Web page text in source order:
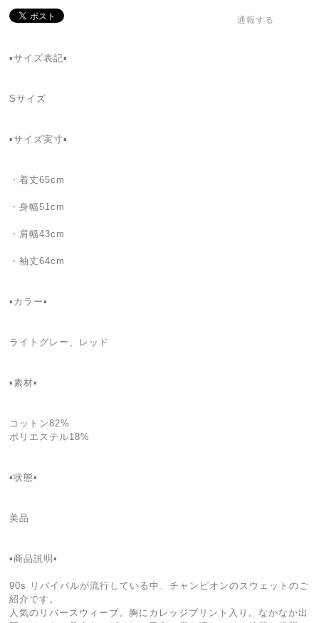
通報する
▪️サイズ表記▪️
Sサイズ
▪️サイズ実寸▪️
・着丈65cm
・身幅51cm
・肩幅43cm
・袖丈64cm
▪️カラー▪️
ライトグレー、レッド
▪️素材▪️
コットン82%
ポリエステル18%
▪️状態▪️
美品
▪️商品説明▪️
90s リバイバルが流行している中、チャンピオンのスウェットのご
紹介です。
人気のリバースウィーブ。胸にカレッジプリント入り。なかなか出